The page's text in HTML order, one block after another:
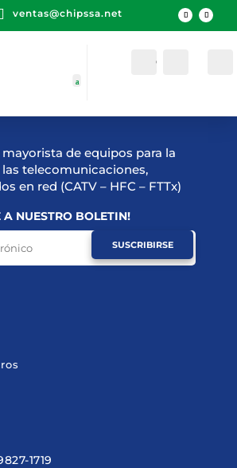
ventas@chipssa.net
Cuenta
de equipos para la
telecomunicaciones,
en red (CATV – HFC – FTTx)
A NUESTRO BOLETIN!
SUSCRIBIRSE
1719